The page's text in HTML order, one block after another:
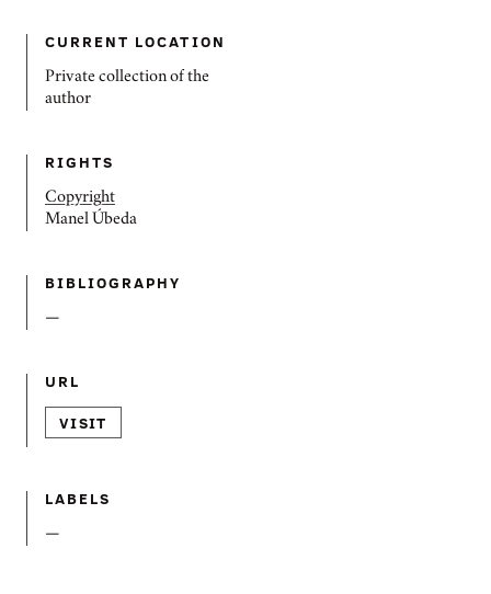
CURRENT LOCATION
Private collection of the
author
RIGHTS
Copyright
Manel Úbeda
BIBLIOGRAPHY
—
URL
VISIT
LABELS
—